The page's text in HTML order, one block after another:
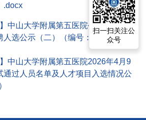
.docx
中山大学附属第五医院公开招聘事
选公示（二）（编号：202607）
中山大学附属第五医院2026年4月9
通过人员名单及人才项目入选情况公
扫一扫关注公
众号